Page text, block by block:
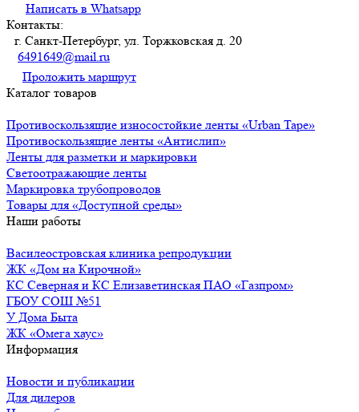
Написать в Whatsapp
Контакты:
г. Санкт-Петербург, ул. Торжковская д. 20
6491649@mail.ru
Проложить маршрут
Каталог товаров
Противоскользящие износостойкие ленты «Urban Tape»
Противоскользящие ленты «Антислип»
Ленты для разметки и маркировки
Светоотражающие ленты
Маркировка трубопроводов
Товары для «Доступной среды»
Наши работы
Василеостровская клиника репродукции
ЖК «Дом на Кирочной»
КС Северная и КС Елизаветинская ПАО «Газпром»
ГБОУ СОШ №51
У Дома Быта
ЖК «Омега хаус»
Информация
Новости и публикации
Для дилеров